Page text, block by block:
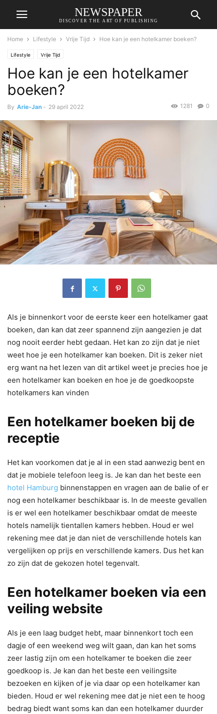
NEWSPAPER
DISCOVER THE ART OF PUBLISHING
Home Lifestyle Vrije Tijd Hoe kan je een hotelkamer boeken?
Lifestyle Vrije Tijd
Hoe kan je een hotelkamer
boeken?
By Arie-Jan - 29 april 2022 0
1281
Als je binnenkort voor de eerste keer een hotelkamer gaat
boeken, dan kan dat zeer spannend zijn aangezien je dat
nog nooit eerder hebt gedaan. Het kan zo zijn dat je niet
weet hoe je een hotelkamer kan boeken. Dit is zeker niet
erg want na het lezen van dit artikel weet je precies hoe je
een hotelkamer kan boeken en hoe je de goedkoopste
hotelkamers kan vinden
Een hotelkamer boeken bij de
receptie
Het kan voorkomen dat je al in een stad aanwezig bent en
dat je mobiele telefoon leeg is. Je kan dan het beste een
hotel Hamburg binnenstappen en vragen aan de balie of er
nog een hotelkamer beschikbaar is. In de meeste gevallen
is er wel een hotelkamer beschikbaar omdat de meeste
hotels namelijk tientallen kamers hebben. Houd er wel
rekening mee dat je dan niet de verschillende hotels kan
vergelijken op prijs en verschillende kamers. Dus het kan
zo zijn dat de gekozen hotel tegenvalt.
Een hotelkamer boeken via een
veiling website
Als je een laag budget hebt, maar binnenkort toch een
dagje of een weekend weg wilt gaan, dan kan het soms
zeer lastig zijn om een hotelkamer te boeken die zeer
goedkoop is. Je kan dan het beste een veilingsite
bezoeken en kijken of je via daar op een hotelkamer kan
bieden. Houd er wel rekening mee dat je niet een te hoog
bedrag biedt want soms kan dan een hotelkamer duurder